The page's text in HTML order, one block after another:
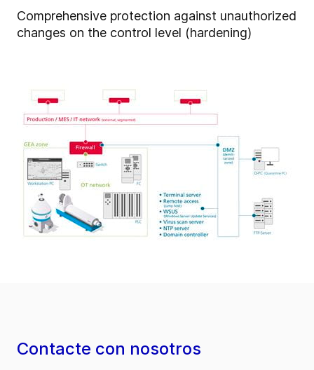
Comprehensive protection against unauthorized
changes on the control level (hardening)
Contacte con nosotros